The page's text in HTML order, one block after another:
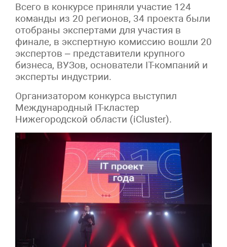
Всего в конкурсе приняли участие 124
команды из 20 регионов, 34 проекта были
отобраны экспертами для участия в
финале, в экспертную комиссию вошли 20
экспертов – представители крупного
бизнеса, ВУЗов, основатели IT-компаний и
эксперты индустрии.
Организатором конкурса выступил
Международный IT-кластер
Нижегородской области (iCluster).